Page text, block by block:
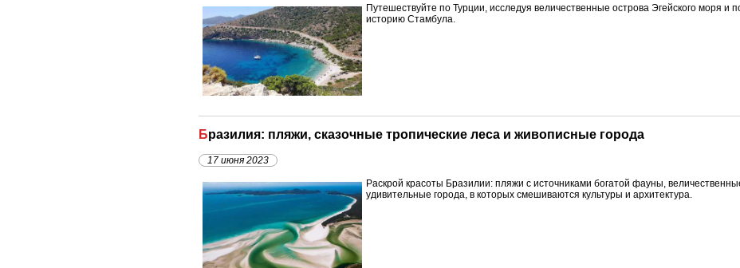
Путешествуйте по Турции, исследуя величественные острова Эгейского моря и
историю Стамбула.
Бразилия: пляжи, сказочные тропические леса и живописные города
17 июня 2023
Раскрой красоты Бразилии: пляжи с источниками богатой фауны,
удивительные города, в которых смешиваются культуры и архитектура.